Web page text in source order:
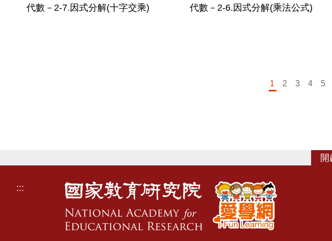
代數－2-7.因式分解(十字交乘) 代數－2-6.因式分解(乘法公式)
1 2 3 4 5
:::